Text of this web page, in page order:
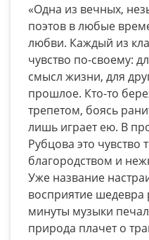
«Одна из вечных,
поэтов в любые
любви. Каждый из
чувство по-своему:
смысл жизни, для
прошлое. Кто-то
трепетом, боясь
лишь играет ею. В
Рубцова это
благородством и
Уже название
восприятие шедевра
минуты музыки
природа плачет о